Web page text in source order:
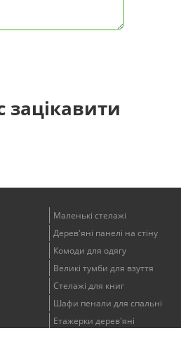
зацікавити
Маленькі стелажі
Дерев'яні панелі на стіну
Комоди для одягу
Великі тумби для взуття
Стелажі для книг
Шафи пенали для спальні
Етажерки дерев'яні